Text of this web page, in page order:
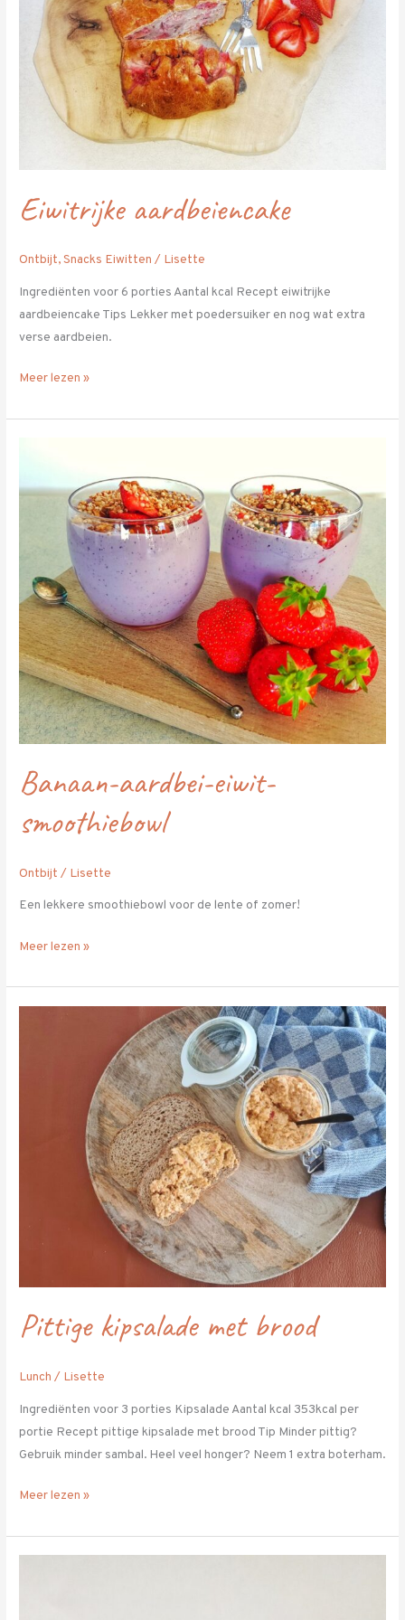
Eiwitrijke aardbeiencake
Ontbijt,Snacks Eiwitten / Lisette
Ingrediënten voor 6 porties Aantal kcal Recept eiwitrijke
aardbeiencake Tips Lekker met poedersuiker en nog wat extra
verse aardbeien.
Meer lezen »
Banaan-aardbei-eiwit-
smoothiebowl
Ontbijt / Lisette
Een lekkere smoothiebowl voor de lente of zomer!
eiwit-
smoothiebowl
Meer lezen »
Pittige kipsalade met brood
Lunch / Lisette
Ingrediënten voor 3 porties Kipsalade Aantal kcal 353kcal per
portie Recept pittige kipsalade met brood Tip Minder pittig?
Gebruik minder sambal. Heel veel honger? Neem 1 extra boterham.
Meer lezen »